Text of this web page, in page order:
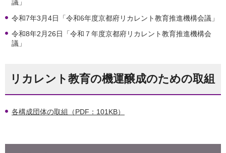
議」
令和7年3月4日「令和6年度京都府リカレント教育推進機構会議」
令和8年2月26日「令和７年度京都府リカレント教育推進機構会
議」
リカレント教育の機運醸成のための取組
各構成団体の取組（PDF：101KB）